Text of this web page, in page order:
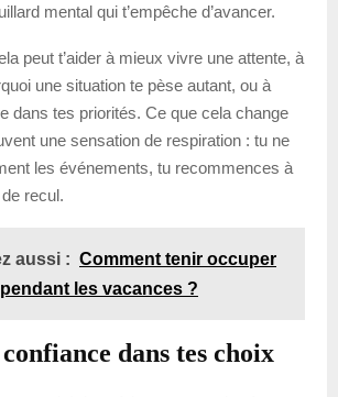
mental qui t’empêche d’avancer.
peut t’aider à mieux vivre une attente, à
une situation te pèse autant, ou à
dans tes priorités. Ce que cela change
une sensation de respiration : tu ne
les événements, tu recommences à
recul.
aussi : Comment tenir occuper
les vacances ?
dans tes choix